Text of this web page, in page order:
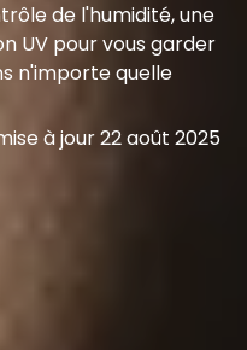
de l'humidité, une
UV pour vous garder
n'importe quelle
à jour22 août 2025